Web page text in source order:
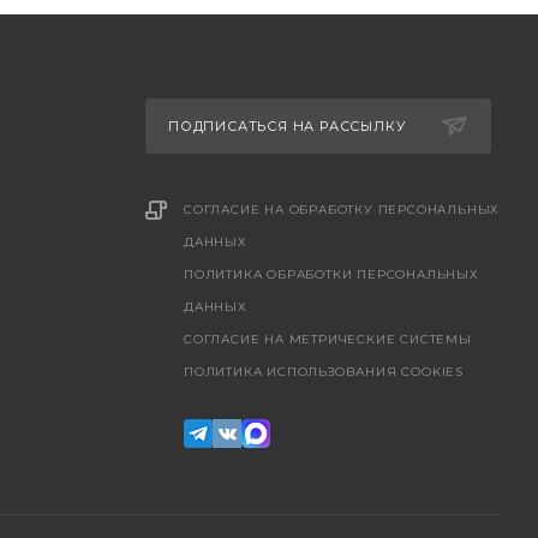
ПОДПИСАТЬСЯ НА РАССЫЛКУ
СОГЛАСИЕ НА ОБРАБОТКУ ПЕРСОНАЛЬНЫХ
ДАННЫХ
ПОЛИТИКА ОБРАБОТКИ ПЕРСОНАЛЬНЫХ
ДАННЫХ
CОГЛАСИЕ НА МЕТРИЧЕСКИЕ СИСТЕМЫ
ПОЛИТИКА ИСПОЛЬЗОВАНИЯ COOKIES